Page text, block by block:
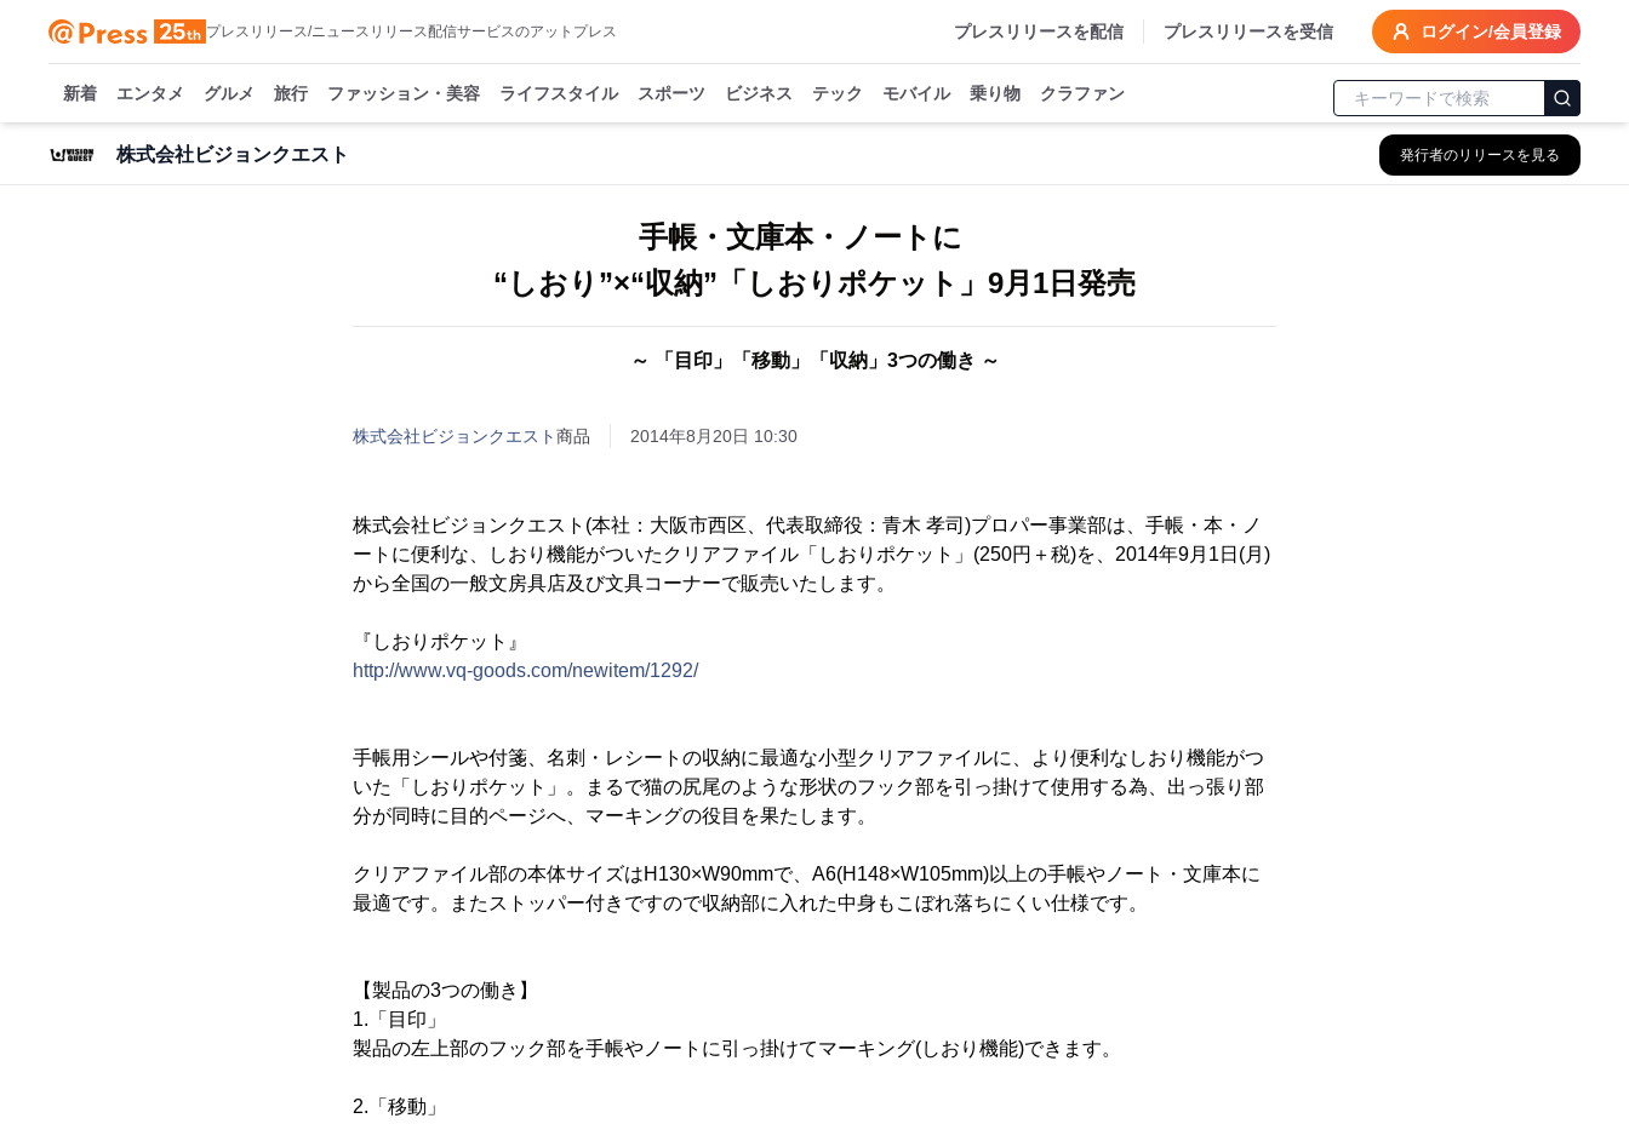
プレスリリース/ニュースリリース配信サービスのアットプレス プレスリリースを配信 プレスリリースを受信 ログイン/会員登録
新着 エンタメ グルメ 旅行 ファッション・美容 ライフスタイル スポーツ ビジネス テック モバイル 乗り物 クラファン
株式会社ビジョンクエスト 発行者のリリースを見る
手帳・文庫本・ノートに
“しおり”×“収納”「しおりポケット」9月1日発売
～ 「目印」「移動」「収納」3つの働き ～
株式会社ビジョンクエスト商品 2014年8月20日 10:30
株式会社ビジョンクエスト(本社：大阪市西区、代表取締役：青木 孝司)プロパー事業部は、手帳・本・ノ
ートに便利な、しおり機能がついたクリアファイル「しおりポケット」(250円＋税)を、2014年9月1日(月)
から全国の一般文房具店及び文具コーナーで販売いたします。
『しおりポケット』
http://www.vq-goods.com/newitem/1292/
手帳用シールや付箋、名刺・レシートの収納に最適な小型クリアファイルに、より便利なしおり機能がつ
いた「しおりポケット」。まるで猫の尻尾のような形状のフック部を引っ掛けて使用する為、出っ張り部
分が同時に目的ページへ、マーキングの役目を果たします。
クリアファイル部の本体サイズはH130×W90mmで、A6(H148×W105mm)以上の手帳やノート・文庫本に
最適です。またストッパー付きですので収納部に入れた中身もこぼれ落ちにくい仕様です。
【製品の3つの働き】
1.「目印」
製品の左上部のフック部を手帳やノートに引っ掛けてマーキング(しおり機能)できます。
2.「移動」